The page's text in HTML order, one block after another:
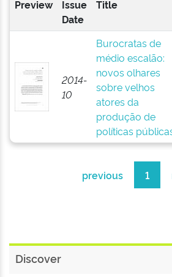
Preview
Issue
Date
Title
2014-
10
Burocratas de
médio escalão:
novos olhares
sobre velhos
atores da
produção de
políticas
previous 1
Discover